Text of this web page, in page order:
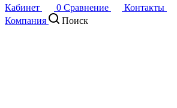
Кабинет
0 Сравнение Контакты
Компания
Поиск